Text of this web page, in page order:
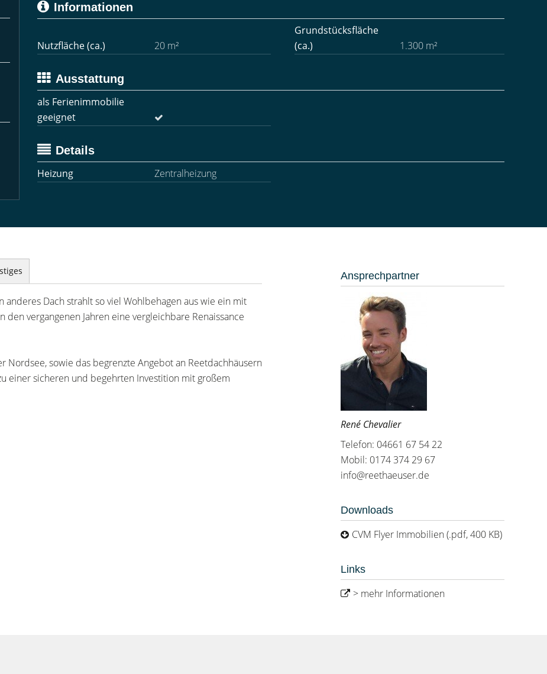
Informationen
Nutzfläche (ca.) 20 m²
Grundstücksfläche
(ca.)
1.300 m²
Ausstattung
als Ferienimmobilie
geeignet
Details
Heizung
Zentralheizung
Dach strahlt so viel Wohlbehagen aus wie ein mit
vergangenen Jahren eine vergleichbare Renaissance
sowie das begrenzte Angebot an Reetdachhäusern
einer sicheren und begehrten Investition mit großem
Ansprechpartner
René Chevalier
Telefon: 04661 67 54 22
Mobil: 0174 374 29 67
info@reethaeuser.de
Downloads
CVM Flyer Immobilien (.pdf, 400 KB)
Links
> mehr Informationen